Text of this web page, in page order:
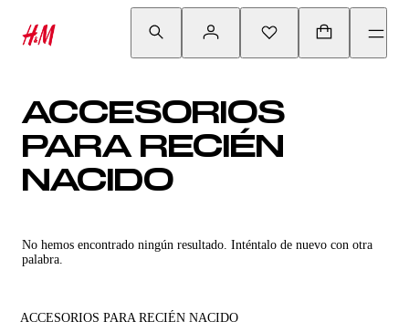
ACCESORIOS
PARA RECIÉN
NACIDO
No hemos encontrado ningún resultado. Inténtalo de nuevo con otra
palabra.
ACCESORIOS PARA RECIÉN NACIDO